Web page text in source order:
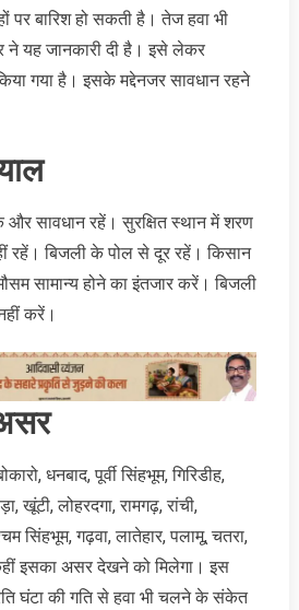
बारिश हो सकती है। तेज हवा भी
ने यह जानकारी दी है। इसे लेकर
गया है। इसके मद्देनजर सावधान रहने
सावधान रहें। सु‍रक्षित स्‍थान में शरण
रहें। बिजली के पोल से दूर रहें। किसान
सामान्‍य होने का इंतजार करें। बिजली
करें।
धनबाद, पूर्वी सिंहभूम, गिरिडीह,
खूंटी, लोहरदगा, रामगढ़, रांची,
सिंहभूम, गढ़वा, लातेहार, पलामू, चतरा,
इसका असर देखने को मिलेगा। इस
घंटा की गति से हवा भी चलने के संकेत